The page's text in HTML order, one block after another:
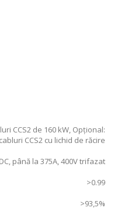
CCS2 de 160 kW, Opțional:
CCS2 cu lichid de răcire
până la 375A, 400V trifazat
>0.99
>93,5%